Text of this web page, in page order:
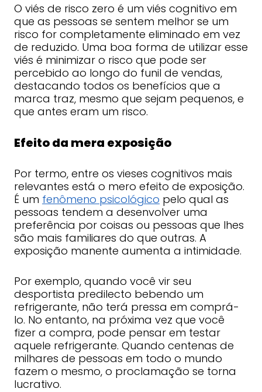
O viés de risco zero é um viés cognitivo em
que as pessoas se sentem melhor se um
risco for completamente eliminado em vez
de reduzido. Uma boa forma de utilizar esse
viés é minimizar o risco que pode ser
percebido ao longo do funil de vendas,
destacando todos os benefícios que a
marca traz, mesmo que sejam pequenos, e
que antes eram um risco.
Efeito da mera exposição
Por termo, entre os vieses cognitivos mais
relevantes está o mero efeito de exposição.
É um fenômeno psicológico pelo qual as
pessoas tendem a desenvolver uma
preferência por coisas ou pessoas que lhes
são mais familiares do que outras. A
exposição manente aumenta a intimidade.
Por exemplo, quando você vir seu
desportista predilecto bebendo um
refrigerante, não terá pressa em comprá-
lo. No entanto, na próxima vez que você
fizer a compra, pode pensar em testar
aquele refrigerante. Quando centenas de
milhares de pessoas em todo o mundo
fazem o mesmo, o proclamação se torna
lucrativo.